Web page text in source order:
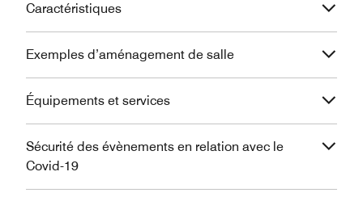
Caractéristiques
Exemples d’aménagement de salle
Équipements et services
Sécurité des évènements en relation avec le
Covid-19